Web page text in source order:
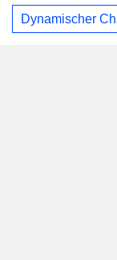
Dynamischer